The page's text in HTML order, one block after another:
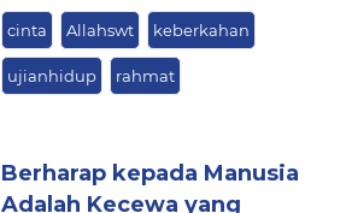
cinta Allahswt keberkahan
ujianhidup rahmat
Berharap kepada Manusia
Adalah Kecewa yang